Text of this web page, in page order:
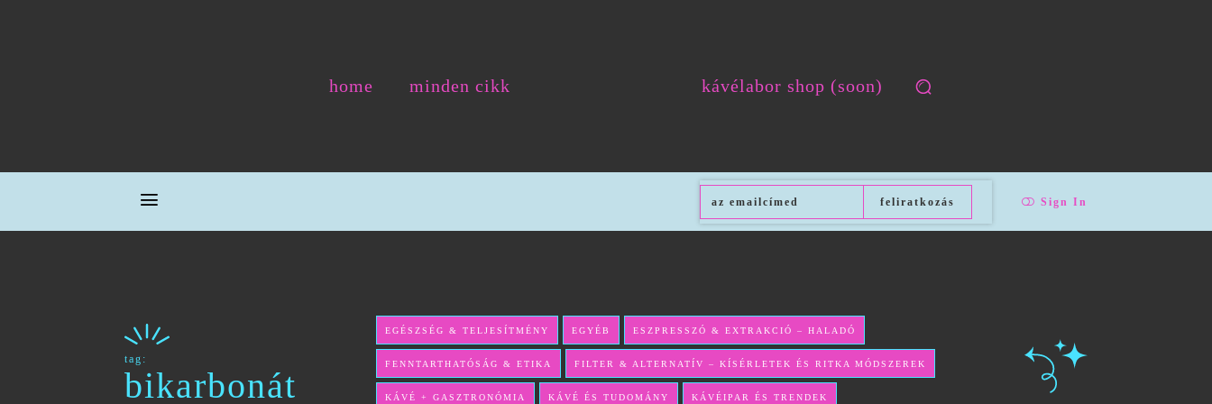
home minden cikk kávélabor shop (soon)
feliratkozás Sign In
tag:
bikarbonát
EGÉSZSÉG & TELJESÍTMÉNY EGYÉB ESZPRESSZÓ & EXTRAKCIÓ – HALADÓ
FENNTARTHATÓSÁG & ETIKA FILTER & ALTERNATÍV – KÍSÉRLETEK ÉS RITKA MÓDSZEREK
KÁVÉ + GASZTRONÓMIA KÁVÉ ÉS TUDOMÁNY KÁVÉIPAR ÉS TRENDEK